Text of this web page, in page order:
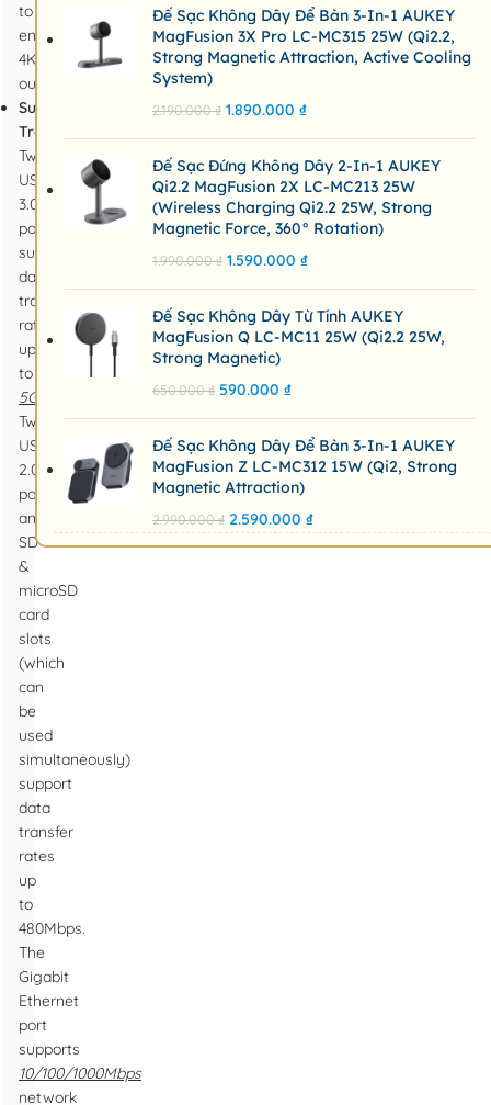
to
enable
4K
output)
SuperSpeed Data
Transfer:
Two
USB
3.0
ports
support
data
transfer
rates
up
to
5Gbps
Two
USB
2.0
ports
and
SD
&
microSD
card
slots
(which
can
be
used
simultaneously)
support
data
transfer
rates
up
to
480Mbps.
The
Gigabit
Ethernet
port
supports
10/100/1000Mbps
network
Đế Sạc Không Dây Để Bàn 3-In-1 AUKEY
MagFusion 3X Pro LC-MC315 25W (Qi2.2,
Strong Magnetic Attraction, Active Cooling
System)
2.190.000₫ 1.890.000 ₫
Đế Sạc Đứng Không Dây 2-In-1 AUKEY
Qi2.2 MagFusion 2X LC-MC213 25W
(Wireless Charging Qi2.2 25W, Strong
Magnetic Force, 360° Rotation)
1.990.000₫ 1.590.000 ₫
Đế Sạc Không Dây Từ Tính AUKEY
MagFusion Q LC-MC11 25W (Qi2.2 25W,
Strong Magnetic)
650.000₫ 590.000 ₫
Đế Sạc Không Dây Để Bàn 3-In-1 AUKEY
MagFusion Z LC-MC312 15W (Qi2, Strong
Magnetic Attraction)
2.990.000₫ 2.590.000 ₫